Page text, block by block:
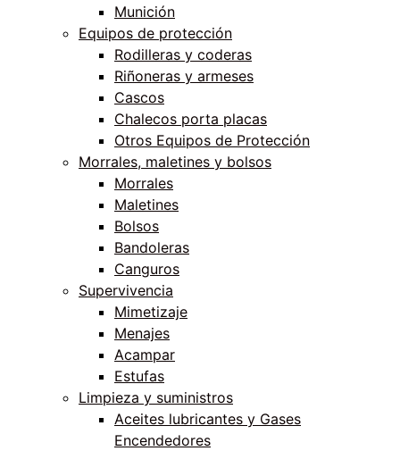
Munición
Equipos de protección
Rodilleras y coderas
Riñoneras y armeses
Cascos
Chalecos porta placas
Otros Equipos de Protección
Morrales, maletines y bolsos
Morrales
Maletines
Bolsos
Bandoleras
Canguros
Supervivencia
Mimetizaje
Menajes
Acampar
Estufas
Limpieza y suministros
Aceites lubricantes y Gases
Encendedores